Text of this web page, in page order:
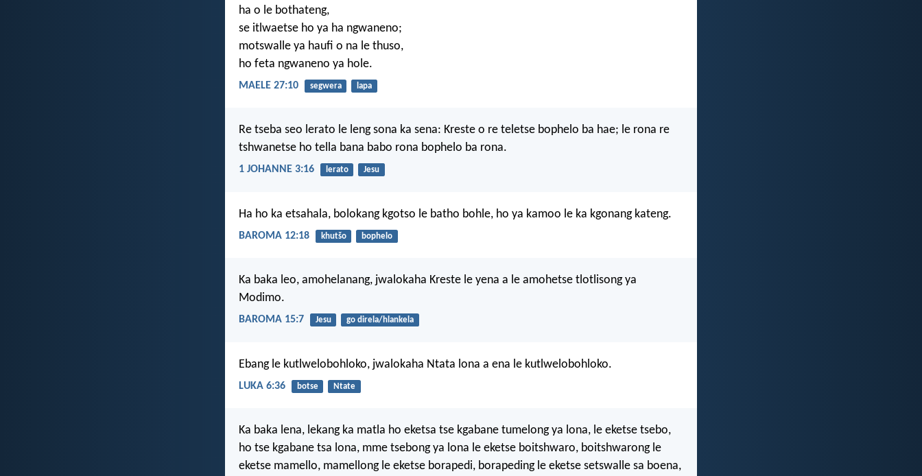
ha o le bothateng,
se itlwaetse ho ya ha ngwaneno;
motswalle ya haufi o na le thuso,
ho feta ngwaneno ya hole.
MAELE 27:10 segwera lapa
Re tseba seo lerato le leng sona ka sena: Kreste o re teletse bophelo ba hae; le rona re
tshwanetse ho tella bana babo rona bophelo ba rona.
1 JOHANNE 3:16 lerato Jesu
Ha ho ka etsahala, bolokang kgotso le batho bohle, ho ya kamoo le ka kgonang kateng.
BAROMA 12:18 khutšo bophelo
Ka baka leo, amohelanang, jwalokaha Kreste le yena a le amohetse tlotlisong ya
Modimo.
BAROMA 15:7 Jesu go direla/hlankela
Ebang le kutlwelobohloko, jwalokaha Ntata lona a ena le kutlwelobohloko.
LUKA 6:36 botse Ntate
Ka baka lena, lekang ka matla ho eketsa tse kgabane tumelong ya lona, le eketse tsebo,
ho tse kgabane tsa lona, mme tsebong ya lona le eketse boitshwaro, boitshwarong le
eketse mamello, mamellong le eketse borapedi, borapeding le eketse setswalle sa boena,